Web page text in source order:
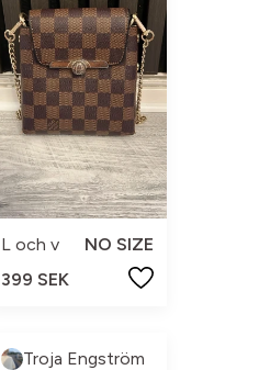
L och v
NO SIZE
399 SEK
Troja Engström